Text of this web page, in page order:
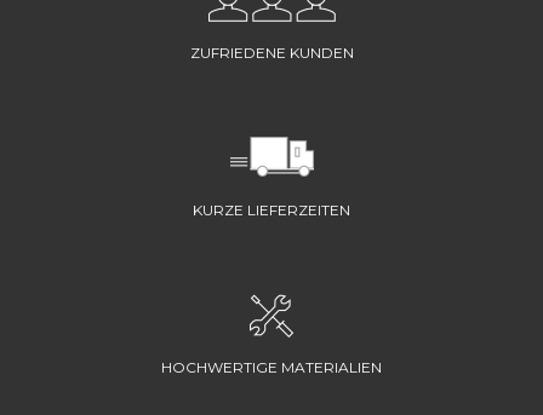
ZUFRIEDENE KUNDEN
KURZE LIEFERZEITEN
HOCHWERTIGE MATERIALIEN